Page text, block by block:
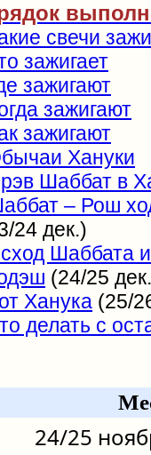
свечи
зажигает
зажигают
зажигают
зажигают
Хануки
Шаббат в
– Рош
24 дек.)
Шаббата
(24/25
Ханука (25/
делать с
24/25